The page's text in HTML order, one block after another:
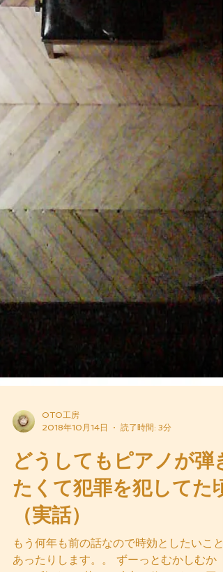
OTO工房
2018年10月14日
読了時間: 3分
どうしてもピアノが弾き
たくて犯罪を犯してた頃
（実話）